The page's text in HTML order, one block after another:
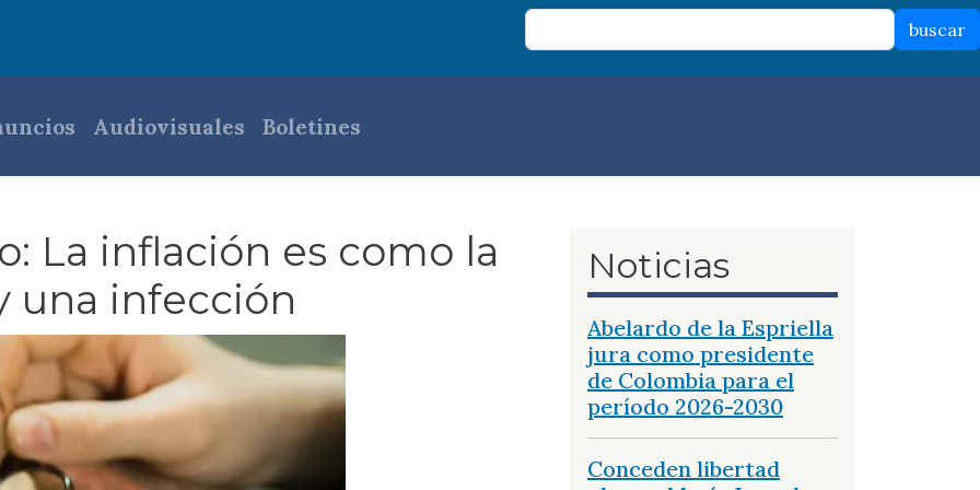
buscar
Audiovisuales Boletines
La inflación es como la
una infección
Noticias
Abelardo de la Espriella
jura como presidente
de Colombia para el
período 2026-2030
Conceden libertad